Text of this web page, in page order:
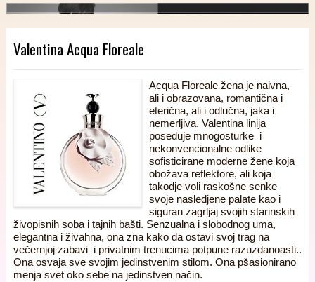
Valentina Acqua Floreale
Acqua Floreale žena je naivna,
ali i obrazovana, romantična i
eterična, ali i odlučna, jaka i
nemerljiva. Valentina linija
poseduje mnogosturke i
nekonvencionalne odlike
sofisticirane moderne žene koja
obožava reflektore, ali koja
takodje voli raskošne senke
svoje nasledjene palate kao i
siguran zagrljaj svojih starinskih
živopisnih soba i tajnih bašti. Senzualna i slobodnog uma,
elegantna i živahna, ona zna kako da ostavi svoj trag na
večernjoj zabavi i privatnim trenucima potpune razuzdanoasti..
Ona osvaja sve svojim jedinstvenim stilom. Ona pšasionirano
menja svet oko sebe na jedinstven način.